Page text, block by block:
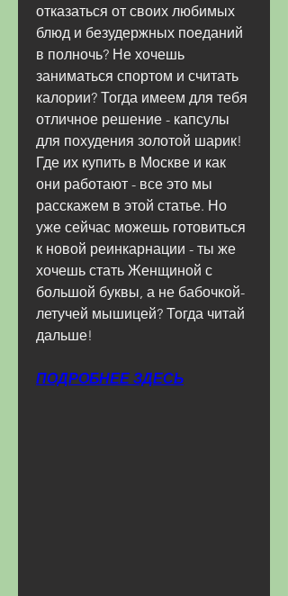
отказаться от своих любимых
блюд и безудержных поеданий
в полночь? Не хочешь
заниматься спортом и считать
калории? Тогда имеем для тебя
отличное решение - капсулы
для похудения золотой шарик!
Где их купить в Москве и как
они работают - все это мы
расскажем в этой статье. Но
уже сейчас можешь готовиться
к новой реинкарнации - ты же
хочешь стать Женщиной с
большой буквы, а не бабочкой-
летучей мышицей? Тогда читай
дальше!
ПОДРОБНЕЕ ЗДЕСЬ